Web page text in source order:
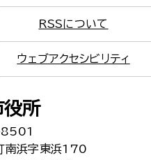
RSSについて
ウェブアクセシビリティ
役所
南浜字東浜170